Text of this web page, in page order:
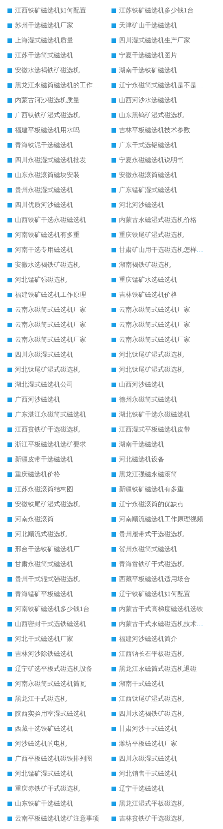
江西铁矿磁选机如何配置
江苏铁矿磁选机多少钱1台
苏州干选磁选机厂家
天津矿山干选磁选机
上海湿式磁选机质量
四川湿式磁选机生产厂家
江苏干选筒式磁选机
宁夏干选磁选机图片
安徽水选褐铁矿磁选机
湖南干选铁矿磁选机
黑龙江永磁筒磁选机的工作原理
辽宁永磁筒式磁选机是不是强磁
内蒙古河沙磁选机质量
山西河沙水选磁选机
广西钛铁矿湿式磁选机
山东黑钨矿湿式磁选机
福建平板磁选机用水吗
吉林平板磁选机技术参数
青海铁泥干选磁选机
广东干式选铝磁选机
四川永磁湿式磁选机批发
宁夏永磁磁选机说明书
山东永磁滚筒磁块安装
安徽永磁滚筒磁选机
贵州永磁湿式磁选机
广东锰矿湿式磁选机
四川优质河沙磁选机
河北河沙磁选机
山西铁矿干选永磁磁选机
内蒙古永磁湿式磁选机价格
河南铁矿磁选机有多重
重庆铁尾矿湿式磁选机
河南干选专用磁选机
甘肃矿山用干选磁选机怎样调磁
安徽水选褐铁矿磁选机
湖南褐铁矿磁选机
河北锰矿强磁选机
重庆锰矿水选磁选机
福建铁矿磁选机工作原理
吉林铁矿磁选机价格
云南永磁筒式磁选机厂家
云南永磁筒式磁选机厂家
云南永磁筒式磁选机厂家
云南永磁筒式磁选机厂家
云南永磁筒式磁选机厂家
云南永磁筒式磁选机厂家
四川永磁湿式磁选机
河北钛尾矿湿式磁选机
河北钛尾矿湿式磁选机
河北钛尾矿湿式磁选机
湖北湿式磁选机公司
山西河沙磁选机
广西河沙磁选机
德州永磁筒式磁选机
广东湛江永磁筒式磁选机
湖北铁矿干选永磁磁选机
江西贫铁矿干选磁选机
江西湿式平板磁选机皮带
浙江平板磁选机选矿要求
湖南干选磁选机
新疆皮带干选磁选机
河北磁选机设备
重庆磁选机价格
黑龙江强磁永磁滚筒
江苏永磁滚筒结构图
新疆铁矿磁选机有多重
安徽铁尾矿湿式磁选机
辽宁永磁滚筒的优缺点
河南永磁滚筒
河南顺流磁选机工作原理视频
河北顺流式磁选机
贵州履带式干选磁选机
邢台干选铁矿磁选机厂
贺州永磁筒式磁选机
甘肃永磁筒式磁选机
青海贫铁矿干式磁选机
贵州干式辊式强磁选机
西藏平板磁选机适用场合
青海锰矿平板磁选机
辽宁铁矿磁选机如何配置
河南铁矿磁选机多少钱1台
内蒙古干式高梯度磁选机选铁
山西密封干式选铁磁选机
内蒙古干式永磁磁选机技术要求
河北干式磁选机厂家
福建河沙磁选机简介
吉林河沙除铁磁选机
江西钠长石平板磁选机
辽宁矿选平板式磁选机设备
黑龙江永磁筒式磁选机退磁
河南永磁筒式磁选机筒瓦
湖南干式磁选机
黑龙江干式磁选机
江西钛尾矿湿式磁选机
陕西实验用室湿式磁选机
四川水选褐铁矿磁选机
西藏干选铁矿磁选机
甘肃河沙干式磁选机
河沙磁选机的电机
潍坊平板磁选机厂家
广西平板磁选机磁铁排列图
四川永磁湿式磁选机
河北锰矿湿式磁选机
河北销售干式磁选机
重庆赤铁矿干式磁选机
辽宁干选磁选机
山东铁矿干选磁选机
黑龙江湿式平板磁选机
云南平板磁选机选矿注意事项
吉林贫铁矿干选磁选机